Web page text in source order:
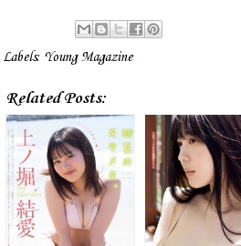
Labels: Young Magazine
Related Posts: